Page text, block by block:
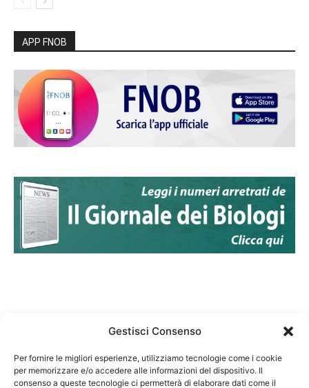
Gestisci Consenso
Per fornire le migliori esperienze, utilizziamo tecnologie come i cookie
per memorizzare e/o accedere alle informazioni del dispositivo. Il
consenso a queste tecnologie ci permetterà di elaborare dati come il
APP FNOB
Federazione Nazionale Degli Ordini dei Biologi: